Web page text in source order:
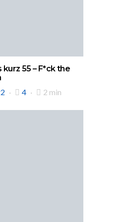
kurz 55 – F*ck the
4 2 min